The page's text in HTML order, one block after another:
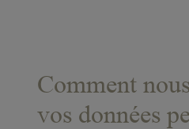
Comment
vos données